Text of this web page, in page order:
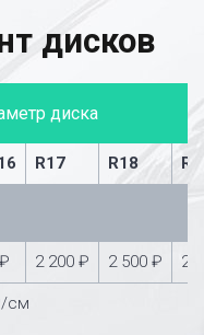
дисков
диска
R17 R18
2 200 ₽ 2 500 ₽ 2
см